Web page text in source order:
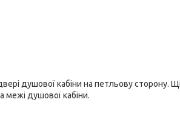
душової кабіни на петльову сторону.
межі душової кабіни.